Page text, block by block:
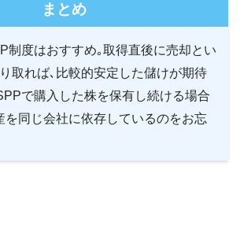
まとめ
制度はおすすめ｡取得直後に売却とい
取れば､比較的安定した儲けが期待
で購入した株を保有し続ける場合
を同じ会社に依存しているのをお忘